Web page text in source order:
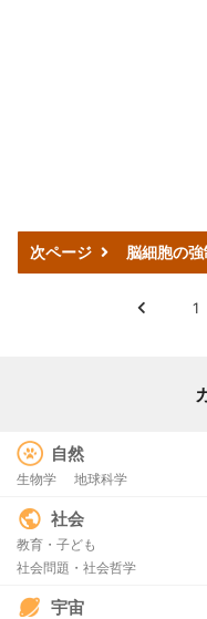
次ページ 脳細胞の
< 1
自然
生物学 地球科学
社会
教育・子ども
社会問題・社会哲学
宇宙